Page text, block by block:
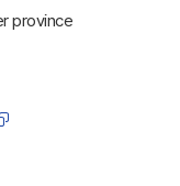
province